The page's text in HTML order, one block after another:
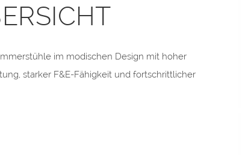
im modischen Design mit hoher
starker F&E-Fähigkeit und fortschrittlicher